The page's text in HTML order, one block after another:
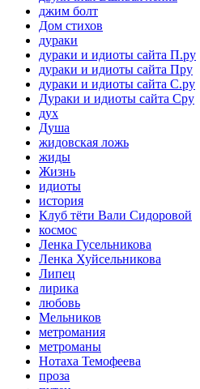
джим болт
Дом стихов
дураки
дураки и идиоты сайта П.ру
дураки и идиоты сайта Пру
дураки и идиоты сайта С.ру
Дураки и идиоты сайта Сру
дух
Душа
жидовская ложь
жиды
Жизнь
идиоты
история
Клуб тёти Вали Сидоровой
космос
Ленка Гусельникова
Ленка Хуйсельникова
Липец
лирика
любовь
Мельников
метромания
метроманы
Нотаха Темофеева
проза